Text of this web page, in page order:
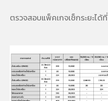
ตรวจสอบแพ็คเกจเช็กระยะได้ที่